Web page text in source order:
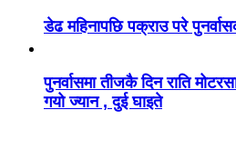
डेढ महिनापछि पक्राउ परे
पुनर्वासमा तीजकै दिन राति
गयो ज्यान , दुई घाइते